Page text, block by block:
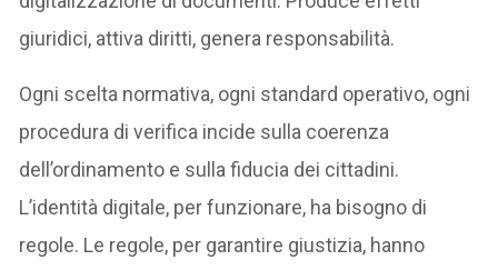
giuridici, attiva diritti, genera responsabilità.
Ogni scelta normativa, ogni standard operativo, ogni
procedura di verifica incide sulla coerenza
dell’ordinamento e sulla fiducia dei cittadini.
L’identità digitale, per funzionare, ha bisogno di
regole. Le regole, per garantire giustizia, hanno